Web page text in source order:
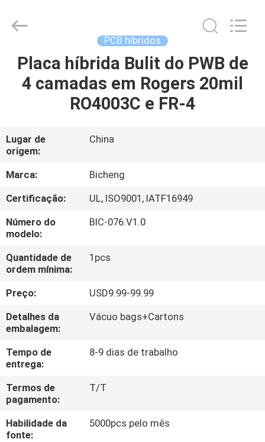
PARA
CASA
VÍDEOS
SOBRE
NÓS
VISITA
À
FÁBRICA
CONTROLE
DE
QUALIDADE
CONTACTE-
NOS
Technology
Reserved.
PCB híbridos
Placa híbrida Bulit do PWB de
4 camadas em Rogers 20mil
RO4003C e FR-4
Lugar de
origem:
China
Marca:
Bicheng
Certificação:
UL, ISO9001, IATF16949
Número do
modelo:
BIC-076.V1.0
Quantidade de
ordem mínima:
1pcs
Preço:
USD9.99-99.99
Detalhes da
embalagem:
Vácuo bags+Cartons
Tempo de
entrega:
8-9 dias de trabalho
Termos de
pagamento:
T/T
Habilidade da
fonte:
5000pcs pelo mês